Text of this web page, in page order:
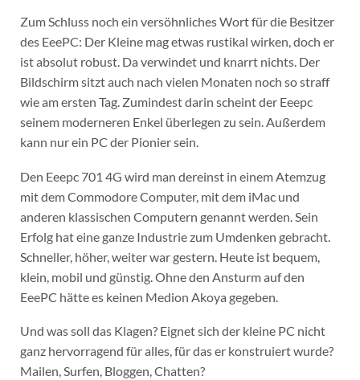
Zum Schluss noch ein versöhnliches Wort für die Besitzer
des EeePC: Der Kleine mag etwas rustikal wirken, doch er
ist absolut robust. Da verwindet und knarrt nichts. Der
Bildschirm sitzt auch nach vielen Monaten noch so straff
wie am ersten Tag. Zumindest darin scheint der Eeepc
seinem moderneren Enkel überlegen zu sein. Außerdem
kann nur ein PC der Pionier sein.
Den Eeepc 701 4G wird man dereinst in einem Atemzug
mit dem Commodore Computer, mit dem iMac und
anderen klassischen Computern genannt werden. Sein
Erfolg hat eine ganze Industrie zum Umdenken gebracht.
Schneller, höher, weiter war gestern. Heute ist bequem,
klein, mobil und günstig. Ohne den Ansturm auf den
EeePC hätte es keinen Medion Akoya gegeben.
Und was soll das Klagen? Eignet sich der kleine PC nicht
ganz hervorragend für alles, für das er konstruiert wurde?
Mailen, Surfen, Bloggen, Chatten?